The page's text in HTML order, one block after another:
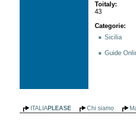
Toitaly:
43
Categorie:
Sicilia
Guide
ITALIAPLEASE Chi siamo